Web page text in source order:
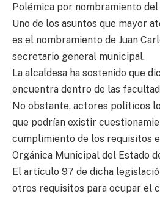
Polémica por nombramiento
Uno de los asuntos que mayor
es el nombramiento de Juan
secretario general municipal.
La alcaldesa ha sostenido que
encuentra dentro de las
No obstante, actores políticos
que podrían existir
cumplimiento de los requisitos
Orgánica Municipal del Estado
El artículo 97 de dicha
otros requisitos para ocupar el